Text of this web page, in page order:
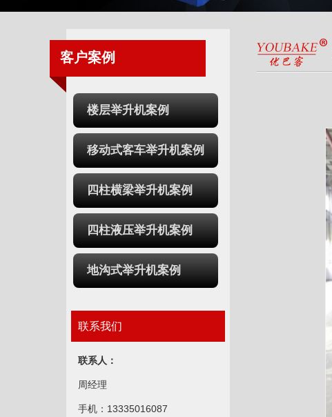
客户案例
楼层举升机案例
移动式客车举升机案例
四柱横梁举升机案例
四柱液压举升机案例
地沟式举升机案例
联系我们
联系人：
周经理
手机： 13335016087